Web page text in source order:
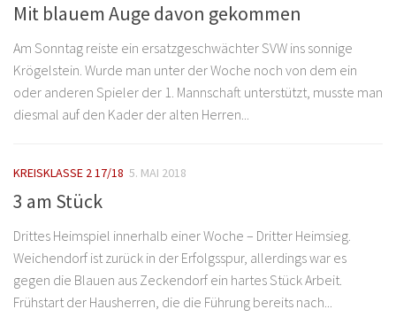
Mit blauem Auge davon gekommen
Am Sonntag reiste ein ersatzgeschwächter SVW ins sonnige
Krögelstein. Wurde man unter der Woche noch von dem ein
oder anderen Spieler der 1. Mannschaft unterstützt, musste man
diesmal auf den Kader der alten Herren...
KREISKLASSE 2 17/18 5. MAI 2018
3 am Stück
Drittes Heimspiel innerhalb einer Woche – Dritter Heimsieg.
Weichendorf ist zurück in der Erfolgsspur, allerdings war es
gegen die Blauen aus Zeckendorf ein hartes Stück Arbeit.
Frühstart der Hausherren, die die Führung bereits nach...